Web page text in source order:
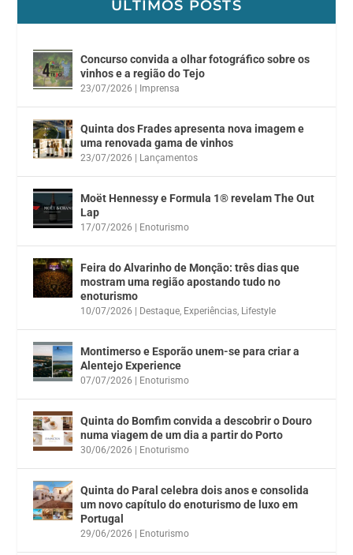
ÚLTIMOS POSTS
Concurso convida a olhar fotográfico sobre os
vinhos e a região do Tejo
23/07/2026 Imprensa
Quinta dos Frades apresenta nova imagem e
uma renovada gama de vinhos
23/07/2026 Lançamentos
Moët Hennessy e Formula 1® revelam The Out
Lap
17/07/2026 Enoturismo
Feira do Alvarinho de Monção: três dias que
mostram uma região apostando tudo no
enoturismo
10/07/2026 Destaque, Experiências, Lifestyle
Montimerso e Esporão unem-se para criar a
Alentejo Experience
07/07/2026 Enoturismo
Quinta do Bomfim convida a descobrir o Douro
numa viagem de um dia a partir do Porto
30/06/2026 Enoturismo
Quinta do Paral celebra dois anos e consolida
um novo capítulo do enoturismo de luxo em
Portugal
29/06/2026 Enoturismo